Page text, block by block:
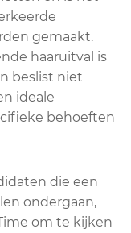
gemaakt.
haaruitval is
beslist niet
ideale
behoeften
die een
ondergaan,
om te kijken